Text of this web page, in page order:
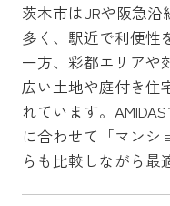
茨木市はJRや阪急
多く、駅近で利便性
一方、彩都エリアや
広い土地や庭付き住
れています。
に合わせて「マンシ
らも比較しながら最